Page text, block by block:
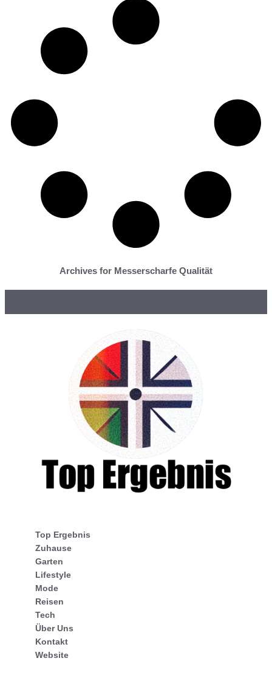
Archives for Messerscharfe Qualität
Top Ergebnis
Zuhause
Garten
Lifestyle
Mode
Reisen
Tech
Über Uns
Kontakt
Website